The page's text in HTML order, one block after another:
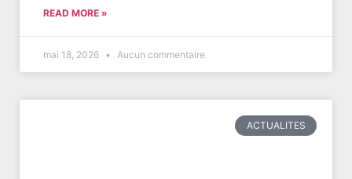
READ MORE »
mai 18, 2026 Aucun commentaire
ACTUALITES